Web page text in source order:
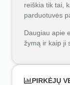
reiškia tik tai,
parduotuvės
Daugiau apie
žymą ir kaip ji
PIRKĖJŲ